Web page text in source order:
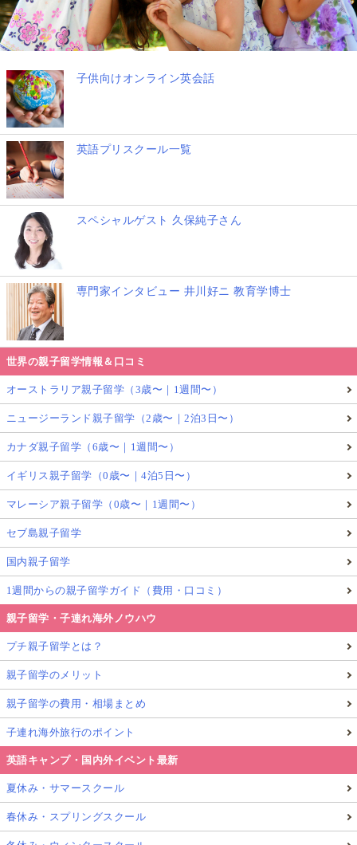
子供向けオンライン英会話
英語プリスクール一覧
スペシャルゲスト 久保純子さん
専門家インタビュー 井川好ニ 教育学博士
世界の親子留学情報＆口コミ
オーストラリア親子留学（3歳〜｜1週間〜）
ニュージーランド親子留学（2歳〜｜2泊3日〜）
カナダ親子留学（6歳〜｜1週間〜）
イギリス親子留学（0歳〜｜4泊5日〜）
マレーシア親子留学（0歳〜｜1週間〜）
セブ島親子留学
国内親子留学
1週間からの親子留学ガイド（費用・口コミ）
親子留学・子連れ海外ノウハウ
プチ親子留学とは？
親子留学のメリット
親子留学の費用・相場まとめ
子連れ海外旅行のポイント
英語キャンプ・国内外イベント最新
夏休み・サマースクール
春休み・スプリングスクール